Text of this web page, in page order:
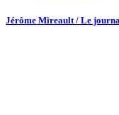
Jérôme Mireault / Le